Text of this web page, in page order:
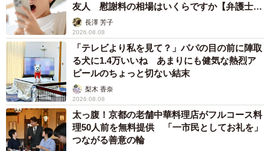
友人 慰謝料の相場はいくらですか【弁護士が
解説】長澤 芳子
2026.08.08
「テレビより私を見て？」パパの目の前に陣取
る犬に1.4万いいね あまりにも健気な熱烈ア
ピールのちょっと切ない結末
梨木 香奈
2026.08.08
太っ腹！京都の老舗中華料理店がフルコース料
理50人前を無料提供 「一市民としてお礼を」
つながる善意の輪